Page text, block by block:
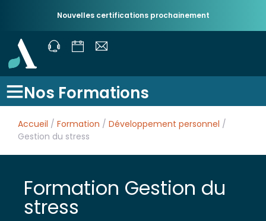
Nouvelles certifications prochainement
Nos Formations
Accueil / Formation / Développement personnel /
Gestion du stress
Formation Gestion du
stress